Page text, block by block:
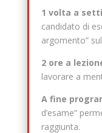
1 volta a
candidato di
argomento”
2 ore a
lavorare a
A fine
d’esame”
raggiunta.